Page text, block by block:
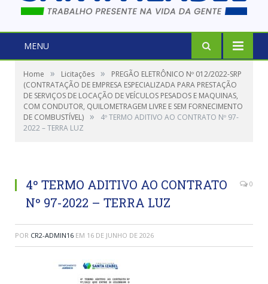
MENU
Home » Licitações »
PREGÃO ELETRÔNICO Nº 012/2022-SRP
(CONTRATAÇÃO DE EMPRESA ESPECIALIZADA PARA PRESTAÇÃO
DE SERVIÇOS DE LOCAÇÃO DE VEÍCULOS PESADOS E MAQUINAS,
COM CONDUTOR, QUILOMETRAGEM LIVRE E SEM FORNECIMENTO
DE COMBUSTÍVEL) »
4º TERMO ADITIVO AO CONTRATO Nº 97-
2022 – TERRA LUZ
4º TERMO ADITIVO AO CONTRATO
Nº 97-2022 – TERRA LUZ
0
POR CR2-ADMIN16 EM 16 DE JUNHO DE 2026